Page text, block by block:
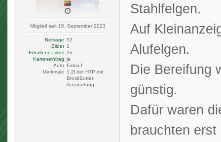
Mitglied seit 10. September 2023
Beiträge 52
Bilder 1
Erhaltene Likes 26
Karteneintrag ja
Auto Fabia I
Merkmale
1,2Liter HTP mit
Brot&Butter
Ausstattung
Stahlfelgen.
Auf
Alufelgen.
Die Bereifung
günstig.
Dafür waren
brauchten